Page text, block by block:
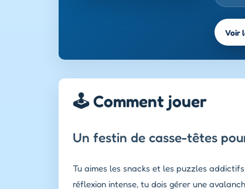
Voir
🕹️ Comment jouer
Un festin de casse-têtes
Tu aimes les snacks et les puzzles
réflexion intense, tu dois gérer une